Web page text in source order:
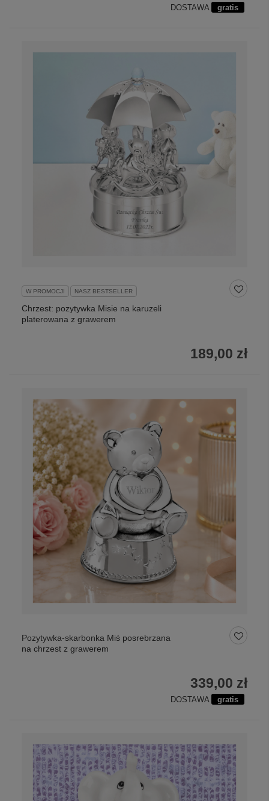
DOSTAWA gratis
W PROMOCJI NASZ BESTSELLER
Chrzest: pozytywka Misie na karuzeli
platerowana z grawerem
189,00 zł
Pozytywka-skarbonka Miś posrebrzana
na chrzest z grawerem
339,00 zł
DOSTAWA gratis